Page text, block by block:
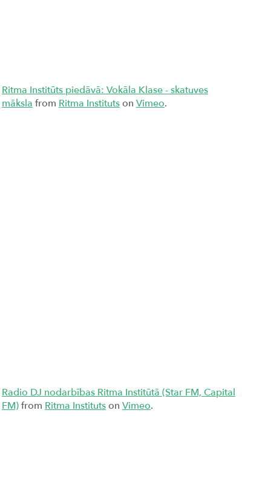
Ritma Institūts piedāvā: Vokāla Klase - skatuves
māksla from Ritma Institutson Vimeo.
Radio DJ nodarbības Ritma Institūtā (Star FM, Capital
FM)from Ritma Institutson Vimeo.